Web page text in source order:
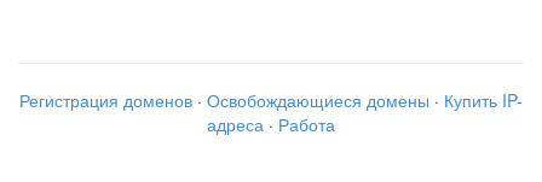
Регистрация доменов · Освобождающиеся домены · Купить IP-
адреса · Работа